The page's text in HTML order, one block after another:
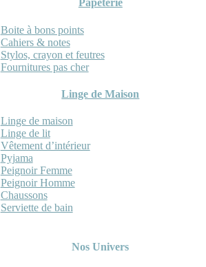
Papèterie
Boite à bons points
Cahiers & notes
Stylos, crayon et feutres
Fournitures pas cher
Linge de Maison
Linge de maison
Linge de lit
Vêtement d’intérieur
Pyjama
Peignoir Femme
Peignoir Homme
Chaussons
Serviette de bain
Nos Univers